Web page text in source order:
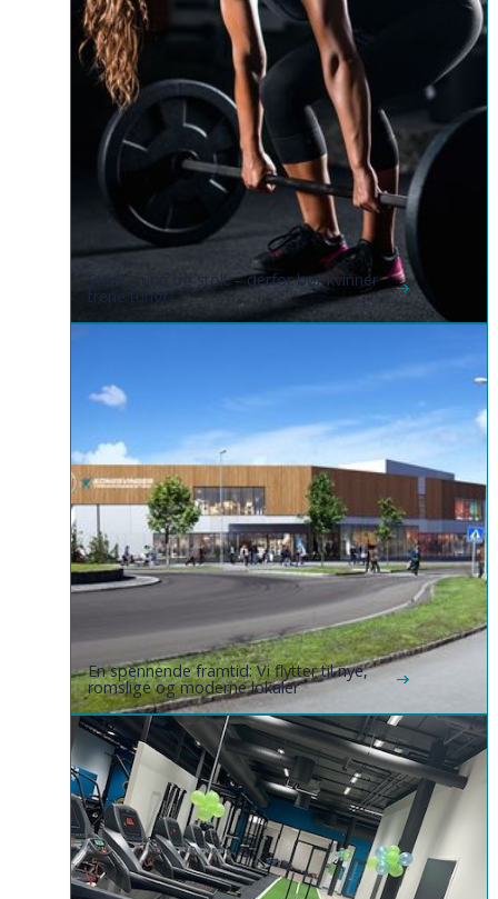
Sterk, sunn og stolt – derfor bør kvinner
trene tungt
En spennende framtid: Vi flytter til nye,
romslige og moderne lokaler